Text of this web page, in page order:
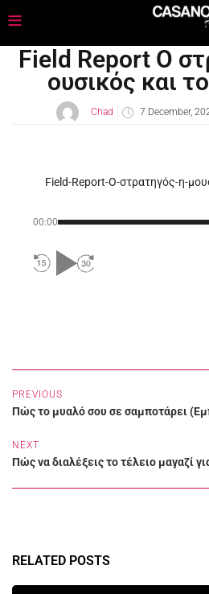
Field Report Ο
ουσικός και
Chad 7 December,
Field-Report-Ο-στρατηγός-η-
00:00
PREVIOUS
Πώς το μυαλό σου σε σαμποτάρει
NEXT
Πώς να διαλέξεις το τέλειο μαγαζί
RELATED POSTS